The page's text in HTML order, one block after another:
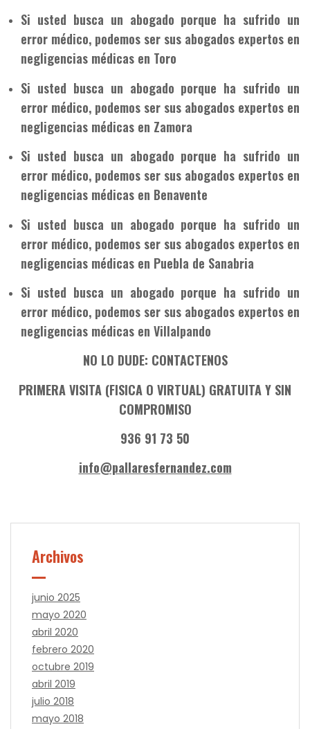
Si usted busca un abogado porque ha sufrido un
error médico, podemos ser sus abogados expertos en
negligencias médicas en Toro
Si usted busca un abogado porque ha sufrido un
error médico, podemos ser sus abogados expertos en
negligencias médicas en Zamora
Si usted busca un abogado porque ha sufrido un
error médico, podemos ser sus abogados expertos en
negligencias médicas en Benavente
Si usted busca un abogado porque ha sufrido un
error médico, podemos ser sus abogados expertos en
negligencias médicas en Puebla de Sanabria
Si usted busca un abogado porque ha sufrido un
error médico, podemos ser sus abogados expertos en
negligencias médicas en Villalpando
NO LO DUDE: CONTACTENOS
PRIMERA VISITA (FISICA O VIRTUAL) GRATUITA Y SIN
COMPROMISO
936 91 73 50
info@pallaresfernandez.com
Archivos
junio 2025
mayo 2020
abril 2020
febrero 2020
octubre 2019
abril 2019
julio 2018
mayo 2018